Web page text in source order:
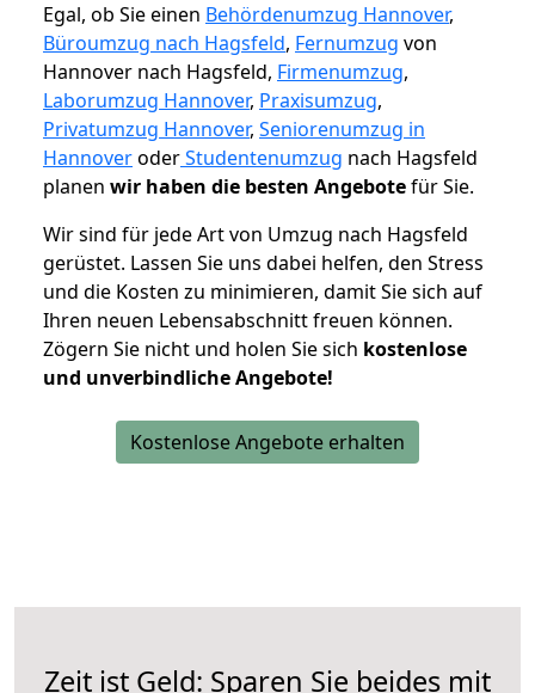
Egal, ob Sie einen Behördenumzug Hannover,
Büroumzug nach Hagsfeld, Fernumzug von
Hannover nach Hagsfeld, Firmenumzug,
Laborumzug Hannover, Praxisumzug,
Privatumzug Hannover, Seniorenumzug in
HannoveroderStudentenumzug nach Hagsfeld
planen wir haben die besten Angebotefür Sie.
Wir sind für jede Art von Umzug nach Hagsfeld
gerüstet. Lassen Sie uns dabei helfen, den Stress
und die Kosten zu minimieren, damit Sie sich auf
Ihren neuen Lebensabschnitt freuen können.
Zögern Sie nicht und holen Sie sich kostenlose
und unverbindliche Angebote!
Kostenlose Angebote erhalten
Zeit ist Geld: Sparen Sie beides mit